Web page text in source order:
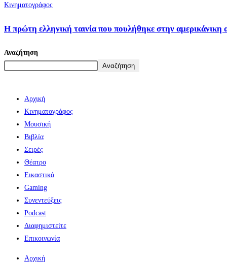
Κινηματογράφος
Η πρώτη ελληνική ταινία που πουλήθηκε στην αμερικάνικη
Αναζήτηση
Αναζήτηση
Αρχική
Κινηματογράφος
Μουσική
Βιβλία
Σειρές
Θέατρο
Εικαστικά
Gaming
Συνεντεύξεις
Podcast
Διαφημιστείτε
Επικοινωνία
Αρχική